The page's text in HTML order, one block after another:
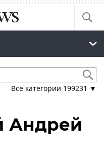
Все категории 199231 ▼
Андрей